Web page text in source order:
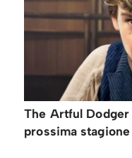
The Artful Dodger
prossima stagione